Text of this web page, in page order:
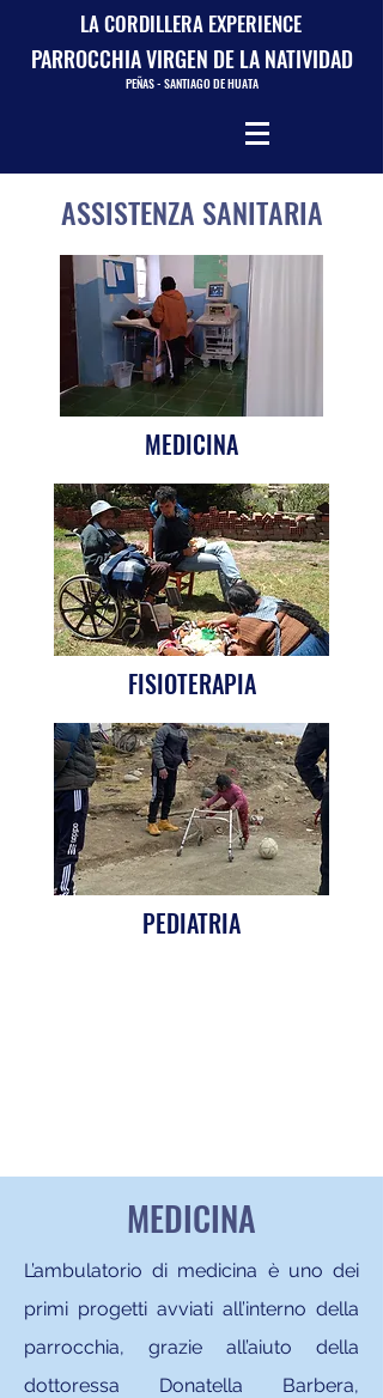
LA CORDILLERA EXPERIENCE
PARROCCHIA VIRGEN DE LA NATIVIDAD
PEÑAS - SANTIAGO DE HUATA
ASSISTENZA SANITARIA
MEDICINA
FISIOTERAPIA
PEDIATRIA
MEDICINA
L’ambulatorio di medicina è uno dei
primi progetti avviati all’interno della
parrocchia, grazie all’aiuto della
dottoressa Donatella Barbera,